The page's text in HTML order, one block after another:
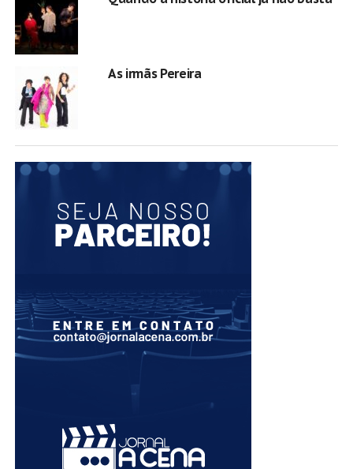
As irmãs Pereira